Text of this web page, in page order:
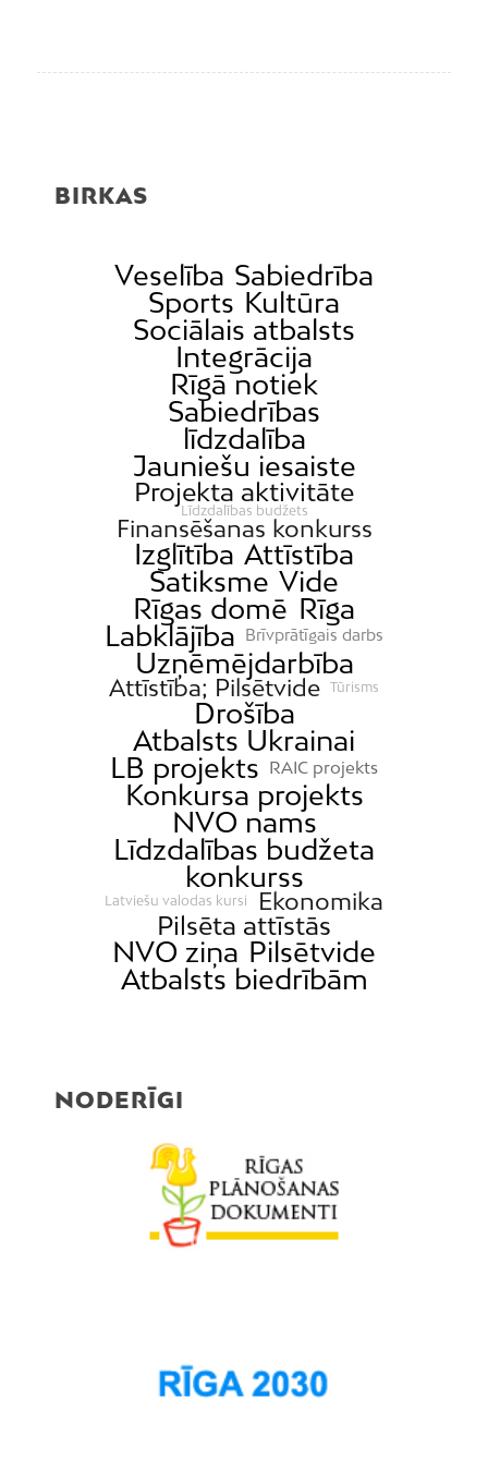
BIRKAS
Veselība Sabiedrība
Sports Kultūra
Sociālais atbalsts
Integrācija
Rīgā notiek
Sabiedrības
līdzdalība
Jauniešu iesaiste
Projekta aktivitāte
Līdzdalības budžets
Finansēšanas konkurss
Izglītība Attīstība
Satiksme Vide
Rīgas domē Rīga
Labklājība
Brīvprātīgais darbs
Uzņēmējdarbība
Attīstība; Pilsētvide Tūrisms
Drošība
Atbalsts Ukrainai
LB projekts
RAIC projekts
Konkursa projekts
NVO nams
Līdzdalības budžeta
konkurss
Latviešu valodas kursi Ekonomika
Pilsēta attīstās
NVO ziņa Pilsētvide
Atbalsts biedrībām
NODERĪGI